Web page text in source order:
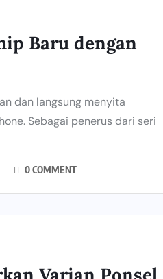
Baru dengan
dan langsung menyita
Sebagai penerus dari seri
0 COMMENT